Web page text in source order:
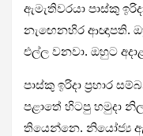
ඇමැ­ති­ව­රයා පාස්කු
නැඟෙ­න­හිර ආඥා­පති.
එල්ල වනවා. ඔහුට
පාස්කු ඉරිදා ප්‍රහාර
පළාතේ හිටපු හමුදා
තියෙන්නෙ. නියෝජ්‍ය